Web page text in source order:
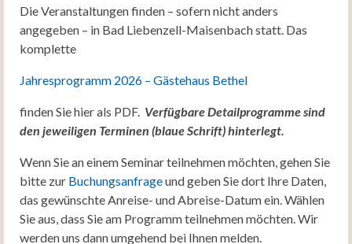
Die Veranstaltungen finden – sofern nicht anders
angegeben – in Bad Liebenzell-Maisenbach statt. Das
komplette
Jahresprogramm 2026 – Gästehaus Bethel
finden Sie hier als PDF. Verfügbare Detailprogramme sind
den jeweiligen Terminen (blaue Schrift) hinterlegt.
Wenn Sie an einem Seminar teilnehmen möchten, gehen Sie
bitte zur Buchungsanfrageund geben Sie dort Ihre Daten,
das gewünschte Anreise- und Abreise-Datum ein. Wählen
Sie aus, dass Sie am Programm teilnehmen möchten. Wir
werden uns dann umgehend bei Ihnen melden.